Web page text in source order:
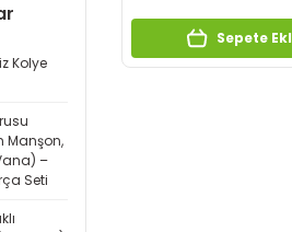
Kolye
Manşon,
–
Seti
Sepete